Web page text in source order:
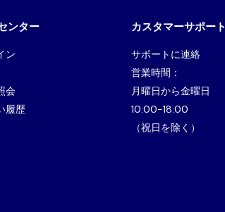
ンター
ン
会
履歴
カスタマーサポート
サポートに連絡
営業時間：
月曜日から金曜日
10:00-18:00
（祝日を除く）